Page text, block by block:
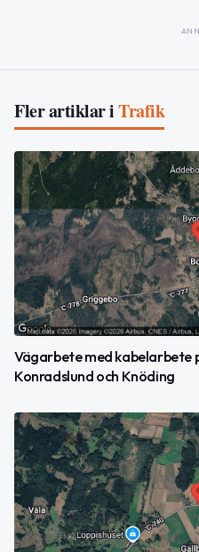
Fler artiklar iTrafik
Vägarbete med kabelarbete
Konradslund och Knöding